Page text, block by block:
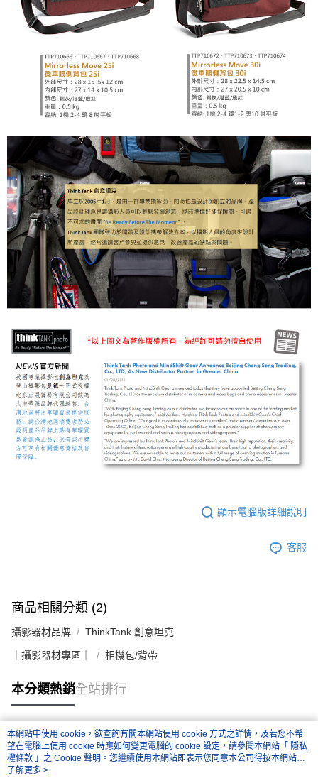
顯示電腦版詳細說明
客服
商品相關分類 (2)
攝影器材品牌 ThinkTank 創意坦克
｜攝影器材專區｜ 相機包/背帶
本分類熱銷全站排行
熱門標籤
本網站中使用 cookie，欲查詢有關本網站使用 cookie 方式之詳情，及若您不希
望在電腦上使用 cookie 時應如何變更電腦的 cookie 設定，請參閱本網站「 隱私
權條款 」之 Cookie 聲明。您繼續使用本網站即表示您同意本公司得按本網站使
用條款之 Cookie 聲明使用 cookie。
了解更多 >